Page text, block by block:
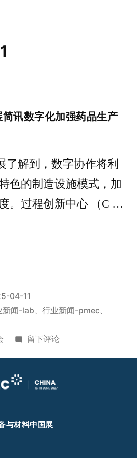
讯数字化加强药品生产
了解到，数字协作将利
色的制造设施模式，加
。过程创新中心 （C …
04-11
新闻-lab、 行业新闻-pmec、
留下评论
与材料中国展